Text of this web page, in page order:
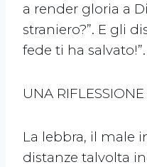
a render gloria a
straniero?”. E gli
fede ti ha salvato!”.
UNA RIFLESSIONE
La lebbra, il male
distanze talvolta